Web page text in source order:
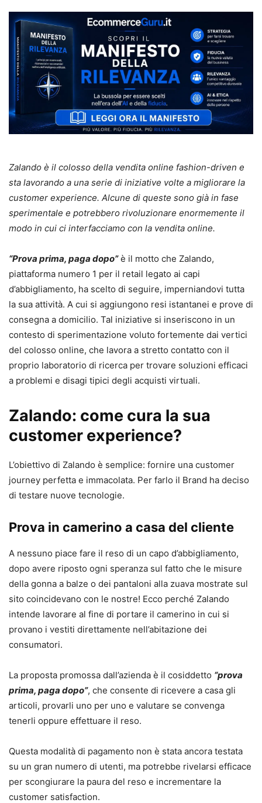
Zalando è il colosso della vendita online fashion-driven e
sta lavorando a una serie di iniziative volte a migliorare la
customer experience. Alcune di queste sono già in fase
sperimentale e potrebbero rivoluzionare enormemente il
modo in cui ci interfacciamo con la vendita online.
“Prova prima, paga dopo”è il motto che Zalando,
piattaforma numero 1 per il retail legato ai capi
d’abbigliamento, ha scelto di seguire, imperniandovi tutta
la sua attività. A cui si aggiungono resi istantanei e prove di
consegna a domicilio. Tal iniziative si inseriscono in un
contesto di sperimentazione voluto fortemente dai vertici
del colosso online, che lavora a stretto contatto con il
proprio laboratorio di ricerca per trovare soluzioni efficaci
a problemi e disagi tipici degli acquisti virtuali.
Zalando: come cura la sua
customer experience?
L’obiettivo di Zalando è semplice: fornire una customer
journey perfetta e immacolata. Per farlo il Brand ha deciso
di testare nuove tecnologie.
Prova in camerino a casa del cliente
A nessuno piace fare il reso di un capo d’abbigliamento,
dopo avere riposto ogni speranza sul fatto che le misure
della gonna a balze o dei pantaloni alla zuava mostrate sul
sito coincidevano con le nostre! Ecco perché Zalando
intende lavorare al fine di portare il camerino in cui si
provano i vestiti direttamente nell’abitazione dei
consumatori.
La proposta promossa dall’azienda è il cosiddetto “prova
prima, paga dopo”, che consente di ricevere a casa gli
articoli, provarli uno per uno e valutare se convenga
tenerli oppure effettuare il reso.
Questa modalità di pagamento non è stata ancora testata
su un gran numero di utenti, ma potrebbe rivelarsi efficace
per scongiurare la paura del reso e incrementare la
customer satisfaction.